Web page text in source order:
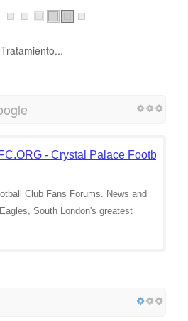
Tratamiento...
- Crystal Palace Football
Club Fans Forums. News and
South London's greatest